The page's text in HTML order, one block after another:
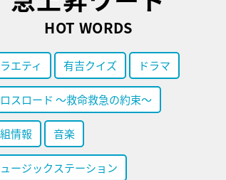
HOT WORDS
エティ 有吉クイズ ドラマ
スロード ～救命救急の約束～
情報 音楽
ージックステーション